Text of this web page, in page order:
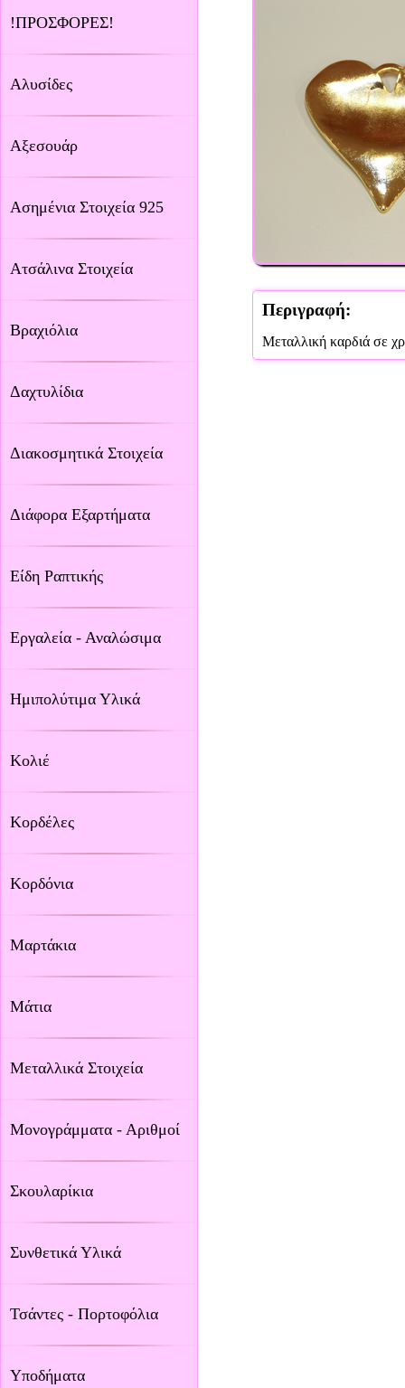
!ΠΡΟΣΦΟΡΕΣ!
Αλυσίδες
Αξεσουάρ
Ασημένια Στοιχεία 925
Ατσάλινα Στοιχεία
Βραχιόλια
Δαχτυλίδια
Διακοσμητικά Στοιχεία
Διάφορα Εξαρτήματα
Είδη Ραπτικής
Εργαλεία - Αναλώσιμα
Ημιπολύτιμα Υλικά
Κολιέ
Κορδέλες
Κορδόνια
Μαρτάκια
Μάτια
Μεταλλικά Στοιχεία
Μονογράμματα - Αριθμοί
Σκουλαρίκια
Συνθετικά Υλικά
Τσάντες - Πορτοφόλια
Υποδήματα
Περιγραφή:
Μεταλλική καρδιά σε